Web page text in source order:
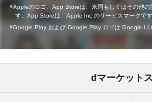
Appleのロゴ、App Storeは、米国もしくはその他
す。App Storeは、Apple Inc.のサービスマークです
Google Play および Google Play ロゴは Google
dマーケット